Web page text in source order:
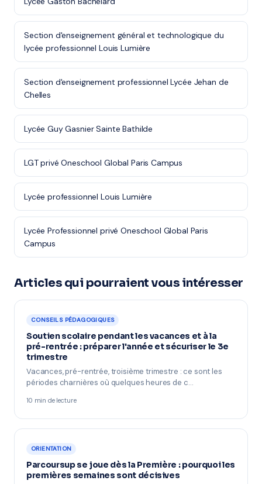
Section d'enseignement général et technologique du
lycée professionnel Louis Lumière
Section d'enseignement professionnel Lycée Jehan de
Chelles
Lycée Guy Gasnier Sainte Bathilde
LGT privé Oneschool Global Paris Campus
Lycée professionnel Louis Lumière
Lycée Professionnel privé Oneschool Global Paris
Campus
Articles qui pourraient vous intéresser
CONSEILS PÉDAGOGIQUES
Soutien scolaire pendant les vacances et à la
pré-rentrée : préparer l'année et sécuriser le 3e
trimestre
Vacances, pré-rentrée, troisième trimestre : ce sont les
périodes charnières où quelques heures de c…
10 min de lecture
ORIENTATION
Parcoursup se joue dès la Première : pourquoi les
premières semaines sont décisives